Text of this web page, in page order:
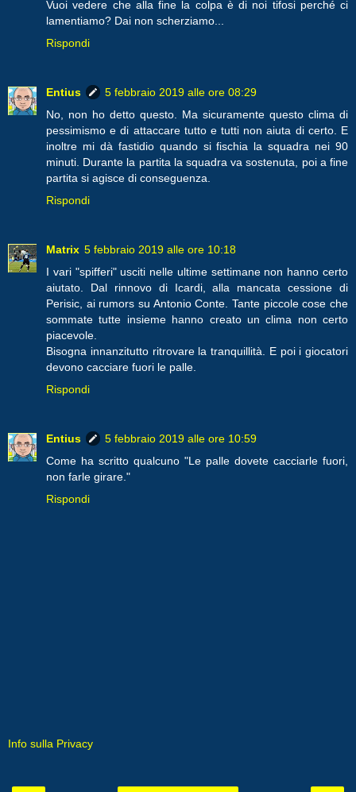
Vuoi vedere che alla fine la colpa è di noi tifosi perché ci
lamentiamo? Dai non scherziamo...
Rispondi
Entius
5 febbraio 2019 alle ore 08:29
No, non ho detto questo. Ma sicuramente questo clima di
pessimismo e di attaccare tutto e tutti non aiuta di certo. E
inoltre mi dà fastidio quando si fischia la squadra nei 90
minuti. Durante la partita la squadra va sostenuta, poi a fine
partita si agisce di conseguenza.
Rispondi
Matrix 5 febbraio 2019 alle ore 10:18
I vari "spifferi" usciti nelle ultime settimane non hanno certo
aiutato. Dal rinnovo di Icardi, alla mancata cessione di
Perisic, ai rumors su Antonio Conte. Tante piccole cose che
sommate tutte insieme hanno creato un clima non certo
piacevole.
Bisogna innanzitutto ritrovare la tranquillità. E poi i giocatori
devono cacciare fuori le palle.
Rispondi
Entius
5 febbraio 2019 alle ore 10:59
Come ha scritto qualcuno "Le palle dovete cacciarle fuori,
non farle girare."
Rispondi
Info sulla Privacy